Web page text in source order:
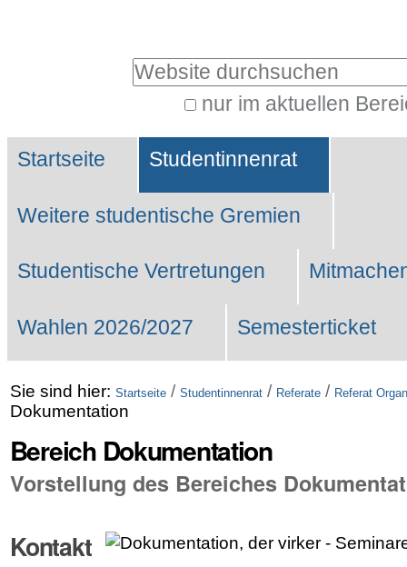
Website durchsuchen
nur im aktuellen
Suche…
Sektionen
Startseite Studentinnenrat
Weitere studentische Gremien
Studentische Vertretungen
Wahlen 2026/2027 Semesterticket
Sie sind hier: Startseite / Studentinnenrat / Referate / Referat
Dokumentation
Bereich Dokumentation
Vorstellung des Bereiches
Kontakt